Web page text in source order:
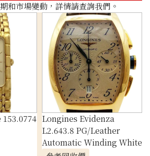
和市場變動，詳情請查詢我們。
Longines Evidenza
L2.643.8 PG/Leather
Automatic Winding White